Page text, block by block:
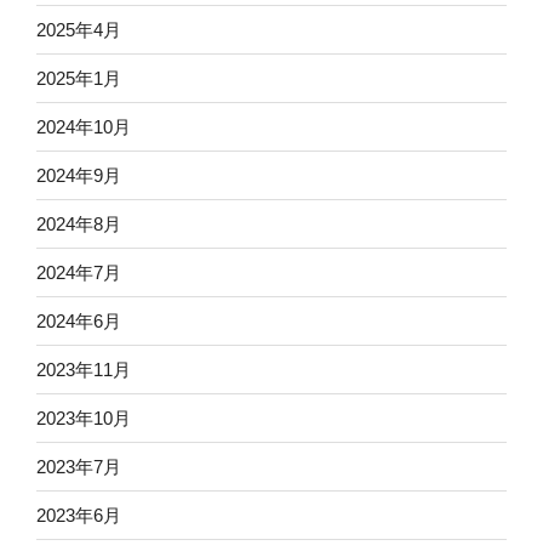
2025年4月
2025年1月
2024年10月
2024年9月
2024年8月
2024年7月
2024年6月
2023年11月
2023年10月
2023年7月
2023年6月